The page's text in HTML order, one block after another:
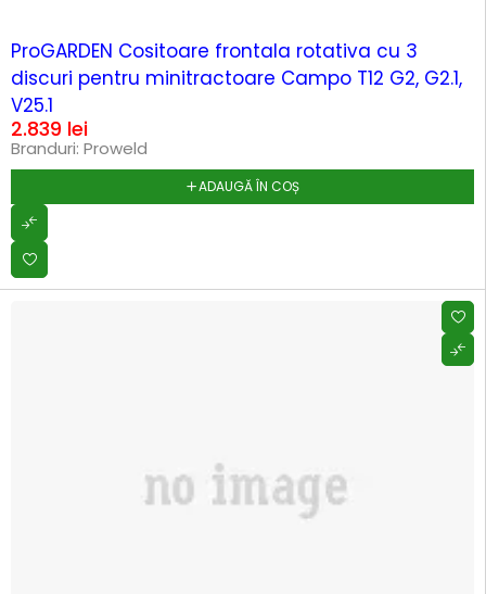
ProGARDEN Cositoare frontala rotativa cu 3
discuri pentru minitractoare Campo T12 G2, G2.1,
V25.1
2.839 lei
Branduri: Proweld
ADAUGĂ ÎN COȘ